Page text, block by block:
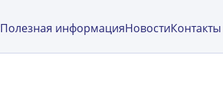
Полезная информацияНовостиКонтакты